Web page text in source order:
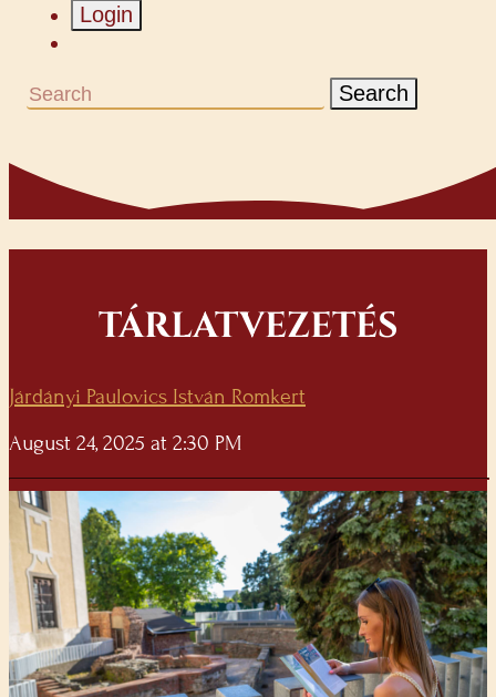
Login
Search
TÁRLATVEZETÉS
Járdányi Paulovics István Romkert
August 24, 2025 at 2:30 PM